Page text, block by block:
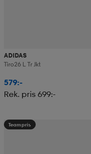
ADIDAS
Tiro26 L Tr Jkt
579:-
Rek. pris 699:-
Teampris